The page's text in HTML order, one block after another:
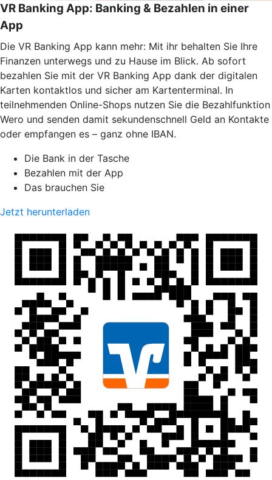
VR Banking App: Banking & Bezahlen in einer
App
Die VR Banking App kann mehr: Mit ihr behalten Sie Ihre
Finanzen unterwegs und zu Hause im Blick. Ab sofort
bezahlen Sie mit der VR Banking App dank der digitalen
Karten kontaktlos und sicher am Kartenterminal. In
teilnehmenden Online-Shops nutzen Sie die Bezahlfunktion
Wero und senden damit sekundenschnell Geld an Kontakte
oder empfangen es – ganz ohne IBAN.
Die Bank in der Tasche
Bezahlen mit der App
Das brauchen Sie
Jetzt herunterladen